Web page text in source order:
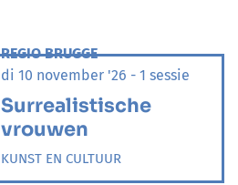
REGIO BRUGGE
di 10 november '26 - 1 sessie
Surrealistische
vrouwen
KUNST EN CULTUUR